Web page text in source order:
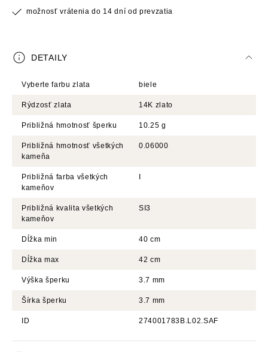
možnosť vrátenia do 14 dní od prevzatia
DETAILY
Vyberte farbu zlata biele
Rýdzosť zlata 14K zlato
Približná hmotnosť šperku 10.25 g
Približná hmotnosť všetkých
kameňa
0.06000
Približná farba všetkých
kameňov
Približná kvalita všetkých
kameňov
SI3
Dĺžka min 40 cm
Dĺžka max 42 cm
Výška šperku 3.7 mm
Šírka šperku 3.7 mm
ID 274001783B.L02.SAF